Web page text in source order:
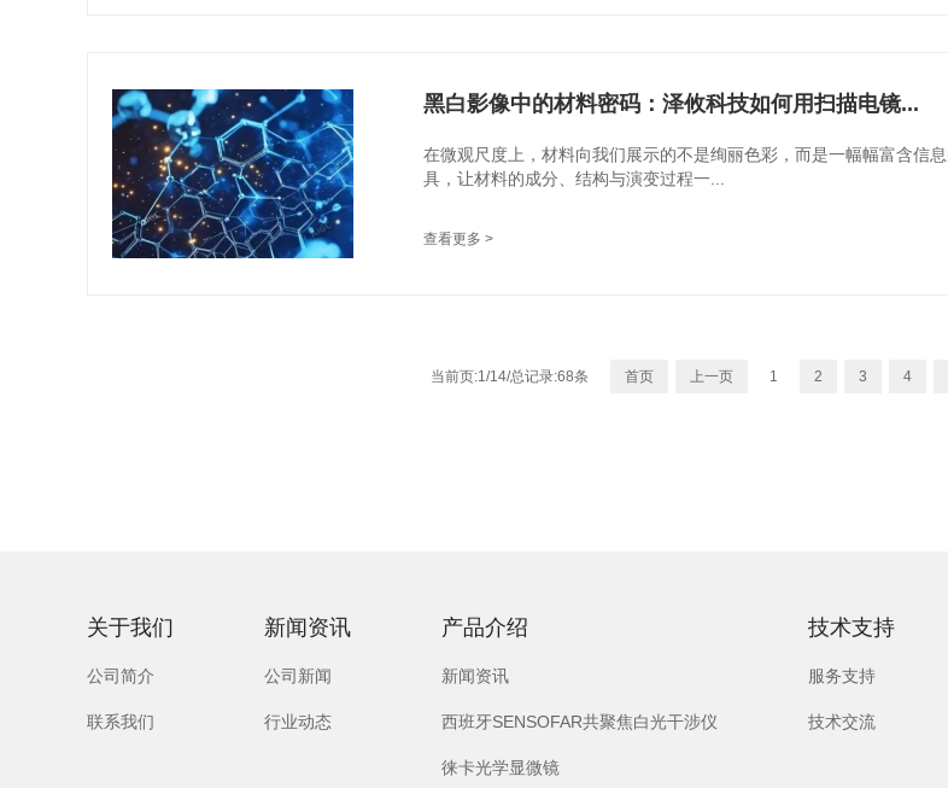
黑白影像中的材料密码：泽攸科技如何用扫描电镜...
在微观尺度上，材料向我们展示的不是绚丽色彩，而是一幅幅富含信
具，让材料的成分、结构与演变过程一...
查看更多 >
当前页:1/14/总记录:68条 首页 上一页 1 2 3 4
关于我们
公司简介
联系我们
新闻资讯
公司新闻
行业动态
产品介绍
新闻资讯
西班牙SENSOFAR共聚焦白光干涉仪
徕卡光学显微镜
技术支持
服务支持
技术交流